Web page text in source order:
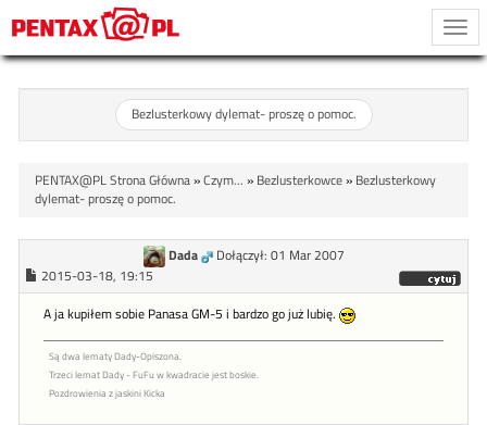
Bezlusterkowy dylemat- proszę o pomoc.
PENTAX@PL Strona Główna»Czym... » Bezlusterkowce» Bezlusterkowy
dylemat- proszę o pomoc.
Dada
Dołączył: 01 Mar 2007
2015-03-18, 19:15
A ja kupiłem sobie Panasa GM-5 i bardzo go już lubię.
Są dwa lematy Dady-Opiszona.
Trzeci lemat Dady - FuFu w kwadracie jest boskie.
Pozdrowienia z jaskini Kicka